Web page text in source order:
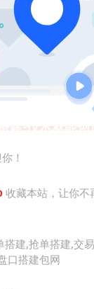
建-技术就能创
！
收藏本站，让你不
搭建,抢单搭建,交
口搭建包网